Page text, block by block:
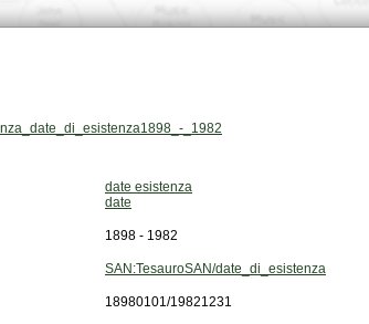
_1982
date esistenza
date
1898 - 1982
SAN:TesauroSAN/date_di_esistenza
18980101/19821231